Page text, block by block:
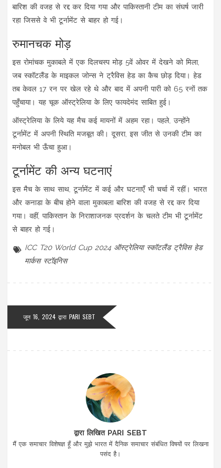
बारिश की वजह से रद्द कर दिया गया और पाकिस्तानी टीम का संघर्ष जारी
रहा जिससे वे भी टूर्नामेंट से बाहर हो गई।
रुमानचक मोड़
इस रोमांचक मुकाबले में एक दिलचस्प मोड़ 5वें ओवर में देखने को मिला,
जब स्कॉटलैंड के माइकल जोन्स ने ट्रैविस हेड का कैच छोड़ दिया। हेड
तब केवल 17 रन पर खेल रहे थे और बाद में अपनी पारी को 65 रनों तक
पहुँचाया। यह चूक ऑस्ट्रेलिया के लिए फायदेमंद साबित हुई।
ऑस्ट्रेलिया के लिये यह मैच कई मायनों में अहम रहा। पहले, उन्होंने
टूर्नामेंट में अपनी स्थिति मजबूत की। दूसरा, इस जीत से उनकी टीम का
मनोबल भी ऊँचा हुआ।
टूर्नामेंट की अन्य घटनाएं
इस मैच के साथ साथ, टूर्नामेंट में कई और घटनाएँ भी चर्चा में रहीं। भारत
और कनाडा के बीच होने वाला मुकाबला बारिश की वजह से रद्द कर दिया
गया। वहीं, पाकिस्तान के निराशाजनक प्रदर्शन के चलते टीम भी टूर्नामेंट
से बाहर हो गई।
ICC T20 World Cup 2024 ऑस्ट्रेलिया स्कॉटलैंड ट्रैविस हेड
मार्कस स्टॉइनिस
जून 16, 2024 द्वारा PARI SEBT
द्वारा लिखित PARI SEBT
मैं एक समाचार विशेषज्ञ हूँ और मुझे भारत में दैनिक समाचार संबंधित विषयों पर लिखना
पसंद है।